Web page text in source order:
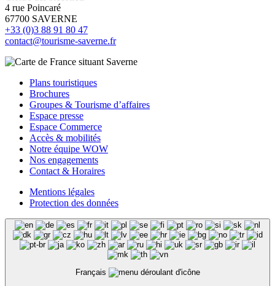
4 rue Poincaré
67700 SAVERNE
+33 (0)3 88 91 80 47
contact@tourisme-saverne.fr
Plans touristiques
Brochures
Groupes & Tourisme d’affaires
Espace presse
Espace Commerce
Accès & mobilités
Notre équipe WOW
Nos engagements
Contact & Horaires
Mentions légales
Protection des données
Français